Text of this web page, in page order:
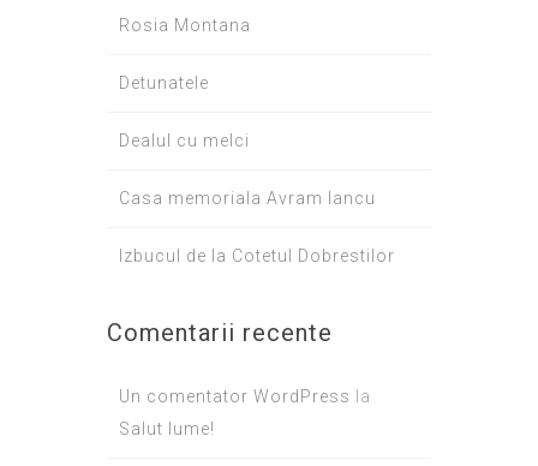
Rosia Montana
Detunatele
Dealul cu melci
Casa memoriala Avram Iancu
Izbucul de la Cotetul Dobrestilor
Comentarii recente
Un comentator WordPress la
Salut lume!